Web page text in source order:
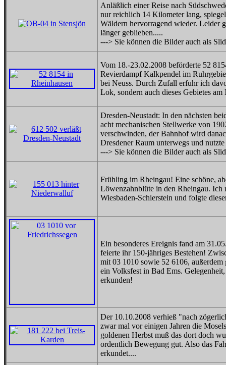
Anläßlich einer Reise nach
nur reichlich 14 Kilometer lang,
Wäldern hervorragend wieder. Leider
länger geblieben.....
---> Sie können die Bilder auch als
Vom 18.-23.02.2008 beförderte 52
Revierdampf Kalkpendel im
bei Neuss. Durch Zufall erfuhr ich
Lok, sondern auch dieses Gebietes am
Dresden-Neustadt: In den nächsten
acht mechanischen Stellwerke von
verschwinden, der Bahnhof wird
Dresdener Raum unterwegs und
---> Sie können die Bilder auch als
Frühling im Rheingau! Eine schöne,
Löwenzahnblüte in den Rheingau. Ich
Wiesbaden-Schierstein und folgte
Ein besonderes Ereignis fand am
feierte ihr 150-jähriges Bestehen!
mit 03 1010 sowie 52 6106,
ein Volksfest in Bad Ems.
erkunden!
Der 10.10.2008 verhieß "nach
zwar mal vor einigen Jahren die
goldenen Herbst muß das dort doch
ordentlich Bewegung gut. Also das
erkundet....